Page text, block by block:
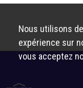
Nous utilisons
expérience sur
vous acceptez